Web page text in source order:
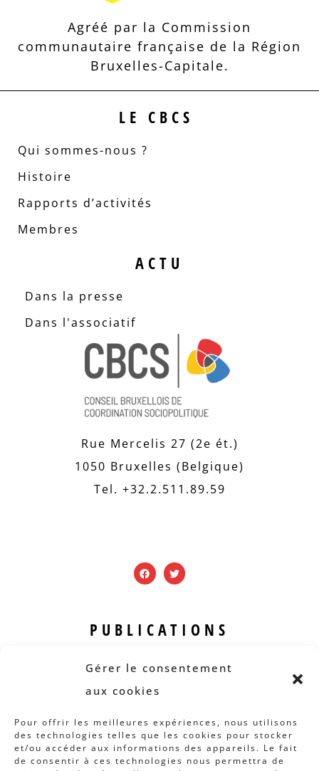
Gérer le consentement
aux cookies
Pour offrir les meilleures expériences, nous utilisons
des technologies telles que les cookies pour stocker
et/ou accéder aux informations des appareils. Le fait
de consentir à ces technologies nous permettra de
Agréé par la Commission
communautaire française de la Région
Bruxelles-Capitale.
LE CBCS
Qui sommes-nous ?
Histoire
Rapports d’activités
Membres
ACTU
Dans la presse
Dans l'associatif
Rue Mercelis 27 (2e ét.)
1050 Bruxelles (Belgique)
Tel. +32.2.511.89.59
PUBLICATIONS
Revue B.I.S.
Rapports et analyses
Articles
AUTRES INFOS